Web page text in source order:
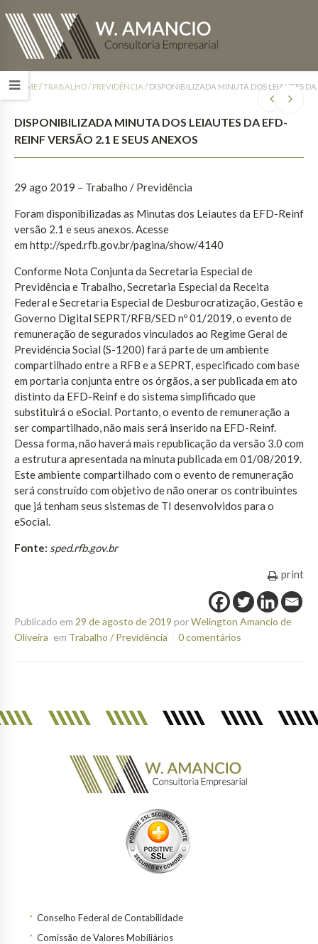
HOME/TRABALHO / PREVIDÊNCIA / DISPONIBILIZADA MINUTA DOS LEIAUTES DA
DISPONIBILIZADA MINUTA DOS LEIAUTES DA EFD-
REINF VERSÃO 2.1 E SEUS ANEXOS
29 ago 2019 – Trabalho / Previdência
Foram disponibilizadas as Minutas dos Leiautes da EFD-Reinf
versão 2.1 e seus anexos. Acesse
em http://sped.rfb.gov.br/pagina/show/4140
Conforme Nota Conjunta da Secretaria Especial de
Previdência e Trabalho, Secretaria Especial da Receita
Federal e Secretaria Especial de Desburocratização, Gestão e
Governo Digital SEPRT/RFB/SED nº 01/2019, o evento de
remuneração de segurados vinculados ao Regime Geral de
Previdência Social (S-1200) fará parte de um ambiente
compartilhado entre a RFB e a SEPRT, especificado com base
em portaria conjunta entre os órgãos, a ser publicada em ato
distinto da EFD-Reinf e do sistema simplificado que
substituirá o eSocial. Portanto, o evento de remuneração a
ser compartilhado, não mais será inserido na EFD-Reinf.
Dessa forma, não haverá mais republicação da versão 3.0 com
a estrutura apresentada na minuta publicada em 01/08/2019.
Este ambiente compartilhado com o evento de remuneração
será construído com objetivo de não onerar os contribuintes
que já tenham seus sistemas de TI desenvolvidos para o
eSocial.
Fonte: sped.rfb.gov.br
print
Publicado em 29 de agosto de 2019 porWelington Amancio de
Oliveira em Trabalho / Previdência 0 comentários
Conselho Federal de Contabilidade
Comissão de Valores Mobiliários